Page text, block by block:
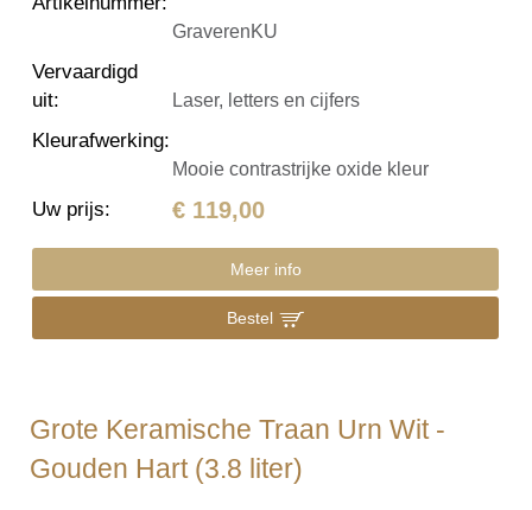
GraverenKU
Vervaardigd
uit: Laser, letters en cijfers
Kleurafwerking:
Mooie contrastrijke oxide kleur
Uw prijs: € 119,00
Meer info
Bestel
Grote Keramische Traan Urn Wit -
Gouden Hart (3.8 liter)